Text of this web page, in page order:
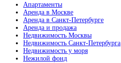
Апартаменты
Аренда в Москве
Аренда в Санкт-Петербурге
Аренда и продажа
Недвижимость Москвы
Недвижимость Санкт-Петербурга
Недвижимость у моря
Нежилой фонд